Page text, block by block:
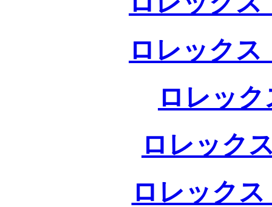
ロレックス
ロレッ
ロレック
ロレック